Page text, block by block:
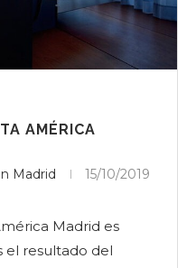
AMÉRICA
Madrid 15/10/2019
Madrid es
el resultado del